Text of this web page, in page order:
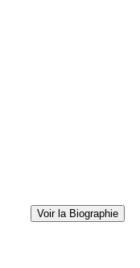
Voir la Biographie